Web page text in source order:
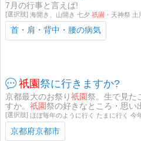
7月の行事と言えば!
海開き、山開き 七夕 祇園 ・天神祭
首・肩・背中・腰の病気
祇園祭に行きますか?
京都最大のお祭り 祇園祭。生で見た
すか。 祇園祭の好きなところ・思い
ほぼ毎年のように行く たまに行く 今年初めて行
京都府京都市